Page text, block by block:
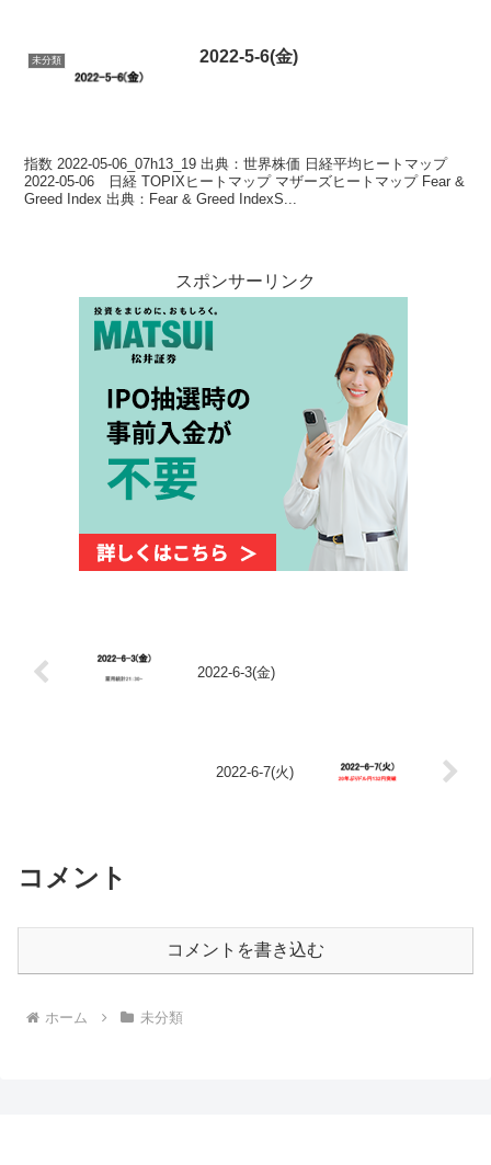
未分類 2022-5-6(金)
指数 2022-05-06_07h13_19 出典：世界株価 日経平均ヒートマップ
2022-05-06 日経 TOPIXヒートマップ マザーズヒートマップ Fear &
Greed Index 出典：Fear & Greed IndexS...
スポンサーリンク
2022-6-3(金)
2022-6-7(火)
コメント
コメントを書き込む
ホーム 未分類